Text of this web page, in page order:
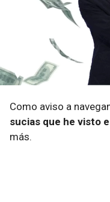
Como aviso a
sucias que he visto
más.